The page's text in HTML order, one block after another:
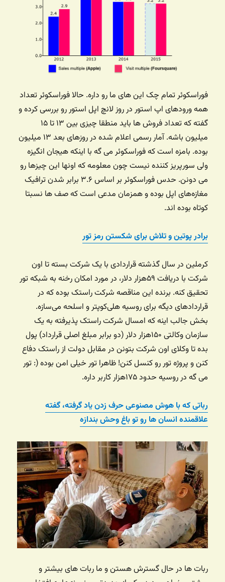
فوراسکوئر تمام چک این های ما رو داره. حالا فوراسکوئر تعداد
همه ورودهای اپ استور در روز لانچ اپل استور رو بررسی کرده و
گفته که تعداد فروش ها باید منطقا چیزی بین ۱۳ تا ۱۵
میلیون باشه. آمار رسمی اعلام شده در روزهای بعد ۱۳ میلیون
بوده. بامزه است که فوراسکوئر می گه با اینکه هیجان انگیزه
ولی سورپریز کننده نیست چون معلومه که اونها این چیزها رو
می دونن. حدس فوراسکوئر بر اساس ۳.۶ برابر شدن ترافیک
مغازه‌های اپل بوده و همزمان مدعی است که صف ها نسبتا
کوتاه بوده اند.
برادر پوتین و تلاش برای شکستن رمز تور
کرملین در سال گذشته قراردادی با یک شرکت بسته تا اون
شرکت با دریافت ۵۹هزار دلار، در مورد امکان رخنه به شبکه تور
تحقیق کنه. برنده این مناقصه شرکت راستک بوده که در
قراردادهای دیگه برای روسیه هلی‌کوپتر و اسلحه می‌سازه.
بخش جالب اینه که امسال شرکت راستک پذیرفته به یک
سازمان وکالتی ۱۵۰هزار دلار (دو برابر مبلغ اصلی قرارداد) پول
بده تا وکلای اون شرکت بتونن در مقابل دولت از راستک دفاع
کنن و پروژه تور رو کنسل کنن! ظاهرا تور خیلی امن بوده (: تور
می گه در روسیه حدود ۱۷۵هزار کاربر داره.
رباتی که با هوش مصنوعی حرف زدن یاد گرفته، گفته
علاقمنده انسان ها رو تو باغ وحش بندازه
ربات ها در حال گسترش هستن و ما ربات های بیشتر و